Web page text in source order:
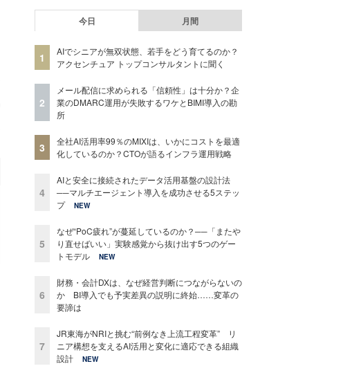
今日 月間
1
AIでシニアが無双状態、若手をどう育てるのか？
アクセンチュア トップコンサルタントに聞く
2
メール配信に求められる「信頼性」は十分か？企
業のDMARC運用が失敗するワケとBIMI導入の勘
所
3
全社AI活用率99％のMIXIは、いかにコストを最適
化しているのか？CTOが語るインフラ運用戦略
4
AIと安全に接続されたデータ活用基盤の設計法
──マルチエージェント導入を成功させる5ステッ
プ
NEW
5
なぜ“PoC疲れ”が蔓延しているのか？──「またや
り直せばいい」実験感覚から抜け出す5つのゲー
トモデル
NEW
6
財務・会計DXは、なぜ経営判断につながらないの
か BI導入でも予実差異の説明に終始……変革の
要諦は
7
JR東海がNRIと挑む“前例なき上流工程変革” リ
ニア構想を支えるAI活用と変化に適応できる組織
設計
NEW